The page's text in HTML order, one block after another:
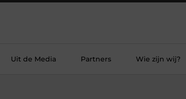
Uit de Media Partners Wie zijn wij?